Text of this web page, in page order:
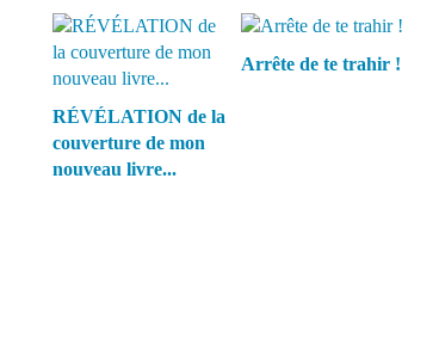
RÉVÉLATION de la
couverture de mon
nouveau livre...
Arrête de te trahir !